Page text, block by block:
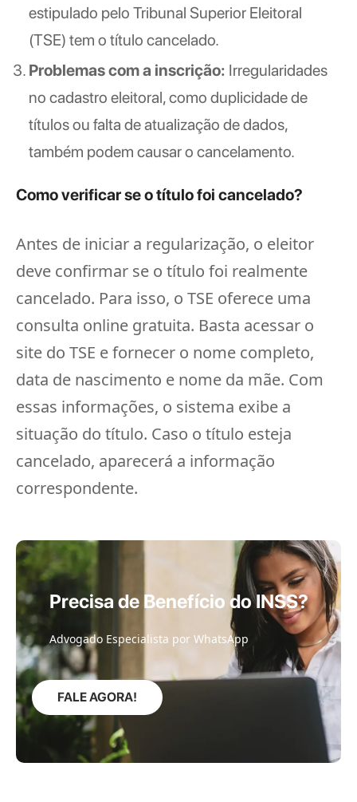
estipulado pelo Tribunal Superior Eleitoral
(TSE) tem o título cancelado.
Problemas com a inscrição: Irregularidades
no cadastro eleitoral, como duplicidade de
títulos ou falta de atualização de dados,
também podem causar o cancelamento.
Como verificar se o título foi cancelado?
Antes de iniciar a regularização, o eleitor
deve confirmar se o título foi realmente
cancelado. Para isso, o TSE oferece uma
consulta online gratuita. Basta acessar o
site do TSE e fornecer o nome completo,
data de nascimento e nome da mãe. Com
essas informações, o sistema exibe a
situação do título. Caso o título esteja
cancelado, aparecerá a informação
correspondente.
Precisa de Benefício do INSS?
Advogado Especialista por WhatsApp
FALE AGORA!